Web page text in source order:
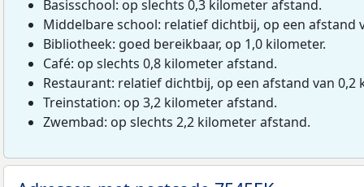
Basisschool: op slechts 0,3 kilometer afstand.
Middelbare school: relatief dichtbij, op een afstand
Bibliotheek: goed bereikbaar, op 1,0 kilometer.
Café: op slechts 0,8 kilometer afstand.
Restaurant: relatief dichtbij, op een afstand van 0,2
Treinstation: op 3,2 kilometer afstand.
Zwembad: op slechts 2,2 kilometer afstand.